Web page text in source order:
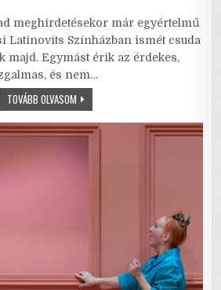
it
te
r
ai
l
ai
l
at
s
ar
e
meghirdetésekor már egyértelmű
Latinovits Színházban ismét csuda
majd. Egymást érik az érdekes,
és nem…
TOVÁBB OLVASOMKAROLINE
ÉS
KASIMIR
–
LE